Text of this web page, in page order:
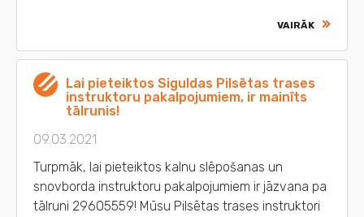
VAIRĀK
Lai pieteiktos Siguldas Pilsētas trases
instruktoru pakalpojumiem, ir mainīts
tālrunis!
09.03.2021
Turpmāk, lai pieteiktos kalnu slēpošanas un
snovborda instruktoru pakalpojumiem ir jāzvana pa
tālruni 29605559! Mūsu Pilsētas trases instruktori